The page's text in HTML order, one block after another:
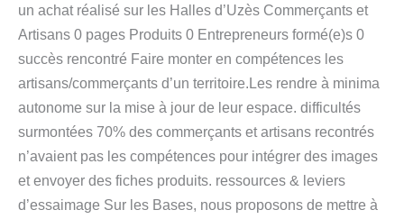
un achat réalisé sur les Halles d’Uzès Commerçants et
Artisans 0 pages Produits 0 Entrepreneurs formé(e)s 0
succès rencontré Faire monter en compétences les
artisans/commerçants d’un territoire.Les rendre à minima
autonome sur la mise à jour de leur espace. difficultés
surmontées 70% des commerçants et artisans recontrés
n’avaient pas les compétences pour intégrer des images
et envoyer des fiches produits. ressources & leviers
d’essaimage Sur les Bases, nous proposons de mettre à